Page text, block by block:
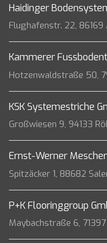
Haidinger
Flughafenstr. 22,
Kammerer
Hotzenwaldstraße 50,
KSK Systemestriche
Großwiesen 9, 94133
Ernst-Werner
Spitzäcker 1, 88682
P+K Flooringgroup
Maybachstraße 6,